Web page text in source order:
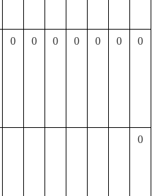
0 0 0 0 0 0 0
0